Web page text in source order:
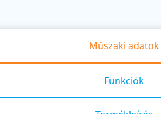
Műszaki adatok
Funkciók